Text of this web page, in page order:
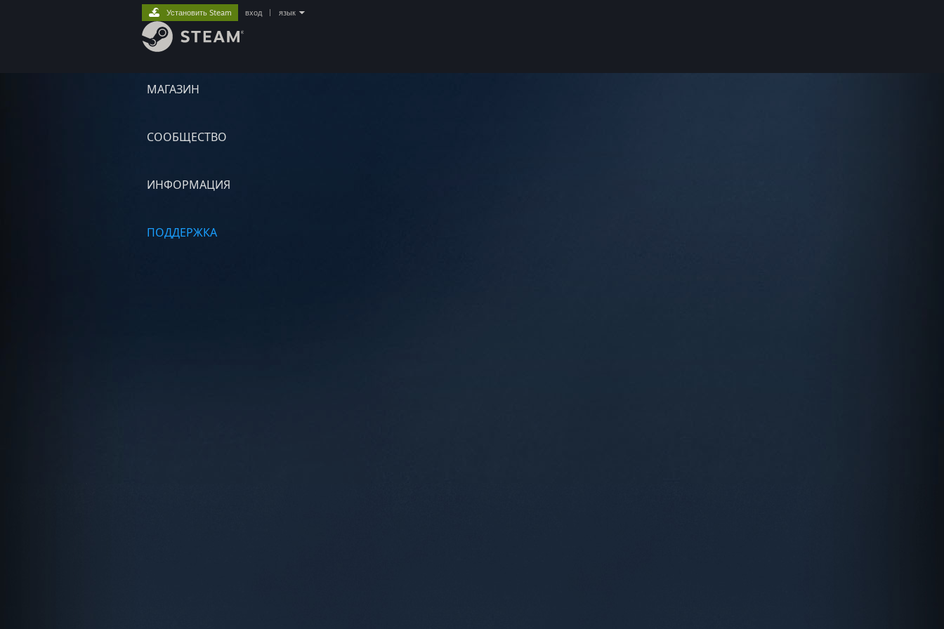
МАГАЗИН
СООБЩЕСТВО
ИНФОРМАЦИЯ
ПОДДЕРЖКА
Установить Steam вход язык